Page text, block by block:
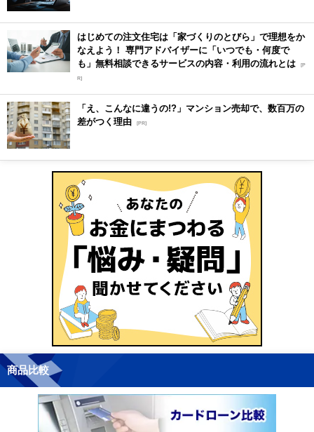
はじめての注文住宅は「家づくりのとびら」で理想をか
なえよう！ 専門アドバイザーに「いつでも・何度で
も」無料相談できるサービスの内容・利用の流れとは [P
R]
「え、こんなに違うの!?」マンション売却で、数百万の
差がつく理由 [PR]
商品比較